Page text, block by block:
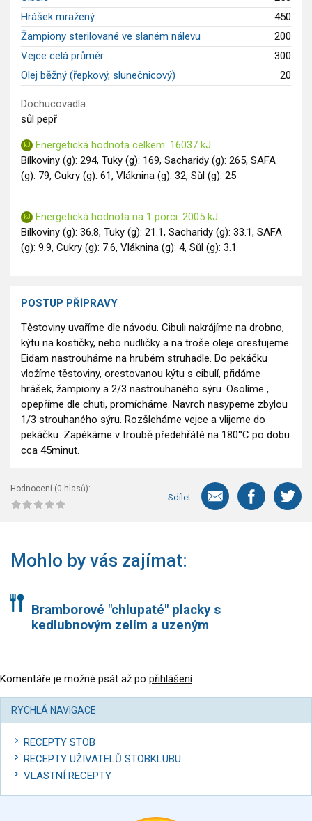
Hrášek mražený
450
Žampiony sterilované ve slaném nálevu
200
Vejce celá průměr
300
Olej běžný (řepkový, slunečnicový)
20
Dochucovadla:
sůl pepř
Energetická hodnota celkem: 16037 kJ
Bílkoviny (g): 294, Tuky (g): 169, Sacharidy (g): 265, SAFA
(g): 79, Cukry (g): 61, Vláknina (g): 32, Sůl (g): 25
Energetická hodnota na 1 porci: 2005 kJ
Bílkoviny (g): 36.8, Tuky (g): 21.1, Sacharidy (g): 33.1, SAFA
(g): 9.9, Cukry (g): 7.6, Vláknina (g): 4, Sůl (g): 3.1
POSTUP PŘÍPRAVY
Těstoviny uvaříme dle návodu. Cibuli nakrájíme na drobno,
kýtu na kostičky, nebo nudličky a na troše oleje orestujeme.
Eidam nastrouháme na hrubém struhadle. Do pekáčku
vložíme těstoviny, orestovanou kýtu s cibulí, přidáme
hrášek, žampiony a 2/3 nastrouhaného sýru. Osolíme ,
opepříme dle chuti, promícháme. Navrch nasypeme zbylou
1/3 strouhaného sýru. Rozšleháme vejce a vlijeme do
pekáčku. Zapékáme v troubě předehřáté na 180°C po dobu
cca 45minut.
Hodnocení (0 hlasů):
Sdílet:
Mohlo by vás zajímat:
Bramborové "chlupaté" placky s
kedlubnovým zelím a uzeným
Komentáře je možné psát až po přihlášení.
RYCHLÁ NAVIGACE
RECEPTY STOB
RECEPTY UŽIVATELŮ STOBKLUBU
VLASTNÍ RECEPTY